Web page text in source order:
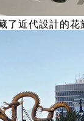
了近代設計的花